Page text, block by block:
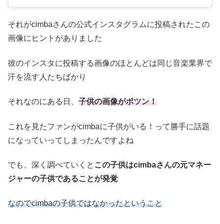
それがcimbaさんの公式インスタグラムに投稿されたこの
画像にヒントがありました
彼のインスタに投稿する画像のほとんどは同じ音楽業界で
汗を流す人たちばかり
それなのにある日、 子供の画像がポツン！
これを見たファンがcimbaに子供がいる！って勝手に話題
になっていってしまったんですよね
でも、深く調べていくと この子供はcimbaさんの元マネー
ジャーの子供であることが発覚
なのでcimbaの子供ではなかったということ